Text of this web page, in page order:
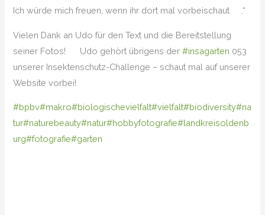
Ich würde mich freuen, wenn ihr dort mal vorbeischaut .“
Vielen Dank an Udo für den Text und die Bereitstellung
seiner Fotos!
Udo gehört übrigens der#insagarten 053
unserer Insektenschutz-Challenge – schaut mal auf unserer
Website vorbei!
#bpbv#makro#biologischevielfalt#vielfalt#biodiversity#na
tur#naturebeauty#natur#hobbyfotografie#landkreisoldenb
urg#fotografie#garten